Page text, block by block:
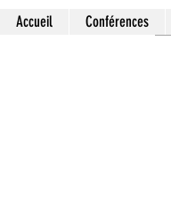
Accueil Conférences